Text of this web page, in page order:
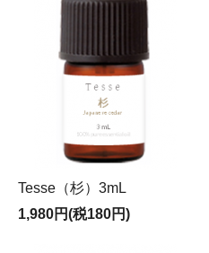
Tesse（杉）3mL
1,980円(税180円)